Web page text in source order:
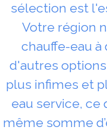
sélection est
Votre région
chauffe-eau à
d'autres
plus infimes et
eau service,
même somme